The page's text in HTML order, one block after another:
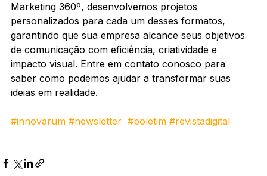
Marketing 360º, desenvolvemos projetos
personalizados para cada um desses formatos,
garantindo que sua empresa alcance seus objetivos
de comunicação com eficiência, criatividade e
impacto visual. Entre em contato conosco para
saber como podemos ajudar a transformar suas
ideias em realidade.
#innovarum #newsletter #boletim #revistadigital